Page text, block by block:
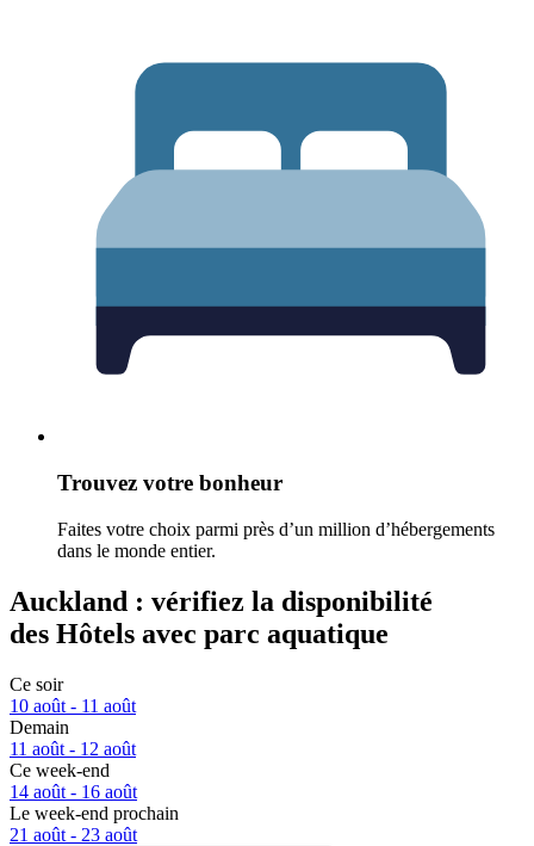
Trouvez votre bonheur
Faites votre choix parmi près d’un million d’hébergements
dans le monde entier.
Auckland : vérifiez la disponibilité
des Hôtels avec parc aquatique
Ce soir
10 août - 11 août
Demain
11 août - 12 août
Ce week-end
14 août - 16 août
Le week-end prochain
21 août - 23 août